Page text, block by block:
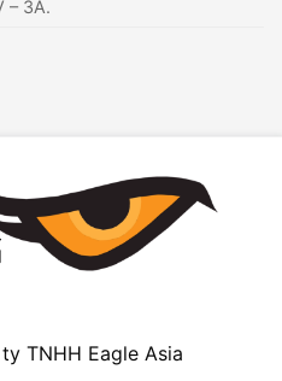
– 3A.
TNHH Eagle Asia